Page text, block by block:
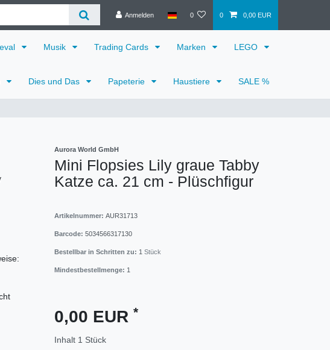
Anmelden 0 0 0,00 EUR
Musik Trading Cards Marken LEGO
Dies und Das Papeterie Haustiere SALE %
Aurora World GmbH
Mini Flopsies Lily graue Tabby
Katze ca. 21 cm - Plüschfigur
Artikelnummer: AUR31713
Barcode: 5034566317130
Bestellbar in Schritten zu: 1 Stück
Mindestbestellmenge: 1
0,00 EUR *
Inhalt 1 Stück